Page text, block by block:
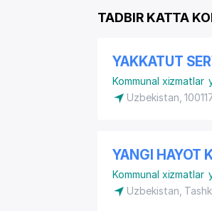
TADBIR KATTA
YAKKATUT
Kommunal xizmatlar
Uzbekistan,
YANGI HAYOT
Kommunal xizmatlar
Uzbekistan,